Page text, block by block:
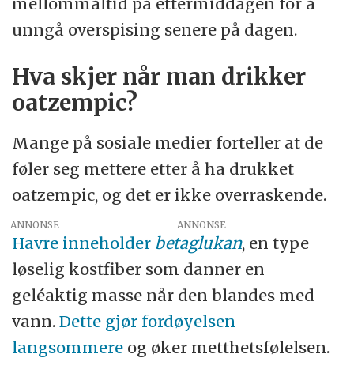
unngå overspising senere på dagen.
Hva skjer når man drikker
oatzempic?
Mange på sosiale medier forteller at de
føler seg mettere etter å ha drukket
oatzempic, og det er ikke overraskende.
ANNONSE
Havre inneholder betaglukan, en type
løselig kostfiber som danner en
geléaktig masse når den blandes med
vann.Dette gjør fordøyelsen
langsommere og øker metthetsfølelsen.